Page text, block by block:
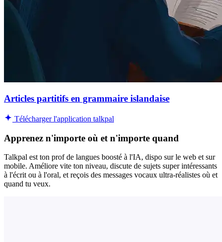
Articles partitifs en grammaire islandaise
Télécharger l'application talkpal
Apprenez n'importe où et n'importe quand
Talkpal est ton prof de langues boosté à l'IA, dispo sur le web et sur
mobile. Améliore vite ton niveau, discute de sujets super intéressants
à l'écrit ou à l'oral, et reçois des messages vocaux ultra-réalistes où et
quand tu veux.